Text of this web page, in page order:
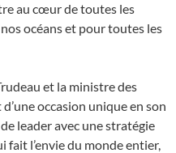
au cœur de toutes les
océans et pour toutes les
et la ministre des
occasion unique en son
leader avec une stratégie
fait l’envie du monde entier,